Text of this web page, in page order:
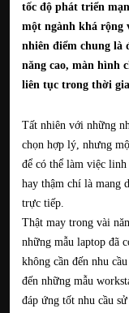
tốc độ phát triển
một ngành khá rộng
nhiên điểm chung là
năng cao, màn hình
liên tục trong thời
Tất nhiên với những
chọn hợp lý, nhưng
để có thể làm việc
hay thậm chí là mang
trực tiếp.
Thật may trong vài
những mẫu laptop đã
không cần đến nhu
đến những mẫu
đáp ứng tốt nhu cầu